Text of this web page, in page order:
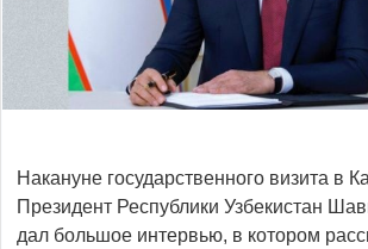
Накануне государственного визита в
Президент Республики Узбекистан
дал большое интервью, в котором